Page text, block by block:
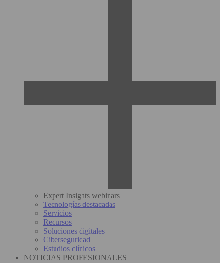
Expert Insights webinars
Tecnologías destacadas
Servicios
Recursos
Soluciones digitales
Ciberseguridad
Estudios clínicos
NOTICIAS PROFESIONALES